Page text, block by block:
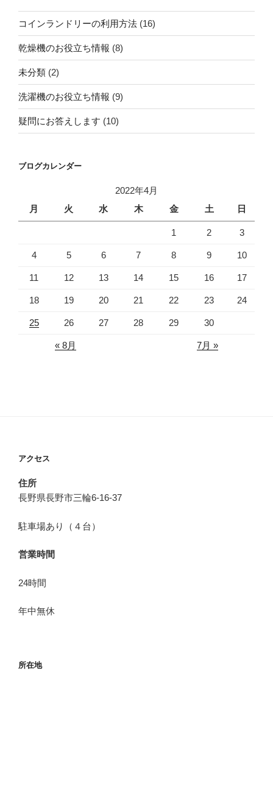
コインランドリーの利用方法 (16)
乾燥機のお役立ち情報 (8)
未分類 (2)
洗濯機のお役立ち情報 (9)
疑問にお答えします (10)
ブログカレンダー
2022年4月
月
火 水 木 金 土 日
1 2 3
4 5 6 7 8 9 10
11 12 13 14 15 16 17
18 19 20 21 22 23 24
25 26 27 28 29 30
« 8月 7月 »
アクセス
住所
長野県長野市三輪6-16-37
駐車場あり（４台）
営業時間
24時間
年中無休
所在地